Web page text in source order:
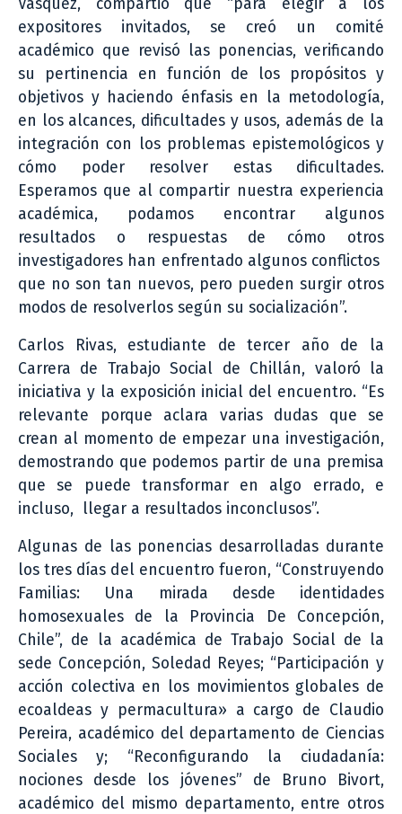
Vásquez, compartió que “para elegir a los
expositores invitados, se creó un comité
académico que revisó las ponencias, verificando
su pertinencia en función de los propósitos y
objetivos y haciendo énfasis en la metodología,
en los alcances, dificultades y usos, además de la
integración con los problemas epistemológicos y
cómo poder resolver estas dificultades.
Esperamos que al compartir nuestra experiencia
académica, podamos encontrar algunos
resultados o respuestas de cómo otros
investigadores han enfrentado algunos conflictos
que no son tan nuevos, pero pueden surgir otros
modos de resolverlos según su socialización”.
Carlos Rivas, estudiante de tercer año de la
Carrera de Trabajo Social de Chillán, valoró la
iniciativa y la exposición inicial del encuentro. “Es
relevante porque aclara varias dudas que se
crean al momento de empezar una investigación,
demostrando que podemos partir de una premisa
que se puede transformar en algo errado, e
incluso, llegar a resultados inconclusos”.
Algunas de las ponencias desarrolladas durante
los tres días del encuentro fueron, “Construyendo
Familias: Una mirada desde identidades
homosexuales de la Provincia De Concepción,
Chile”, de la académica de Trabajo Social de la
sede Concepción, Soledad Reyes; “Participación y
acción colectiva en los movimientos globales de
ecoaldeas y permacultura» a cargo de Claudio
Pereira, académico del departamento de Ciencias
Sociales y; “Reconfigurando la ciudadanía:
nociones desde los jóvenes” de Bruno Bivort,
académico del mismo departamento, entre otros